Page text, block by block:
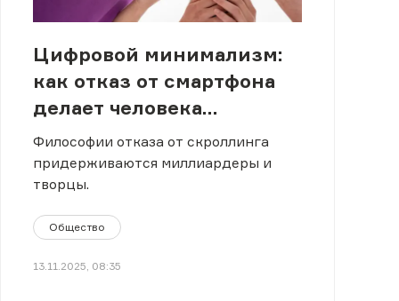
Цифровой минимализм:
как отказ от смартфона
делает человека
успешным
Философии отказа от скроллинга
придерживаются миллиардеры и
творцы.
Общество
13.11.2025, 08:35